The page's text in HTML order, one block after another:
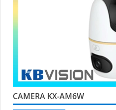
CAMERA KX-AM6W